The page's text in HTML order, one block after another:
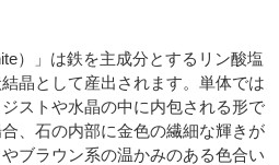
）」は鉄を主成分とするリン酸塩
晶として産出されます。単体では
ストや水晶の中に内包される形で
、石の内部に金色の繊細な輝きが
ブラウン系の温かみのある色合い